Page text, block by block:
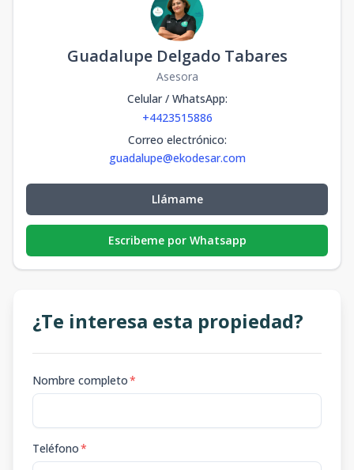
Guadalupe Delgado Tabares
Asesora
Celular / WhatsApp:
+4423515886
Correo electrónico:
guadalupe@ekodesar.com
Llámame
Escribeme por Whatsapp
¿Te interesa esta propiedad?
Nombre completo*
Teléfono*